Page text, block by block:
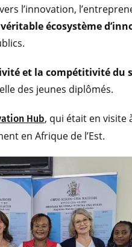
l’innovation,
véritable écosystème
et la compétitivité du
des jeunes diplômés.
Hub, qui était en visite
en Afrique de l’Est.